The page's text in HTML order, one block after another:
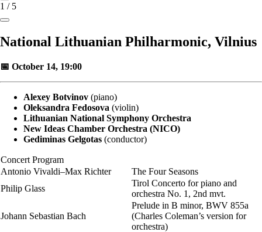
1 / 5
National Lithuanian Philharmonic, Vilnius
📅 October 14, 19:00
Alexey Botvinov (piano)
Oleksandra Fedosova (violin)
Lithuanian National Symphony Orchestra
New Ideas Chamber Orchestra (NICO)
Gediminas Gelgotas (conductor)
Concert Program
Antonio Vivaldi–Max Richter
The Four Seasons
Philip Glass
Tirol Concerto for piano and
orchestra No. 1, 2nd mvt.
Johann Sebastian Bach
Prelude in B minor, BWV 855a
(Charles Coleman’s version for
orchestra)